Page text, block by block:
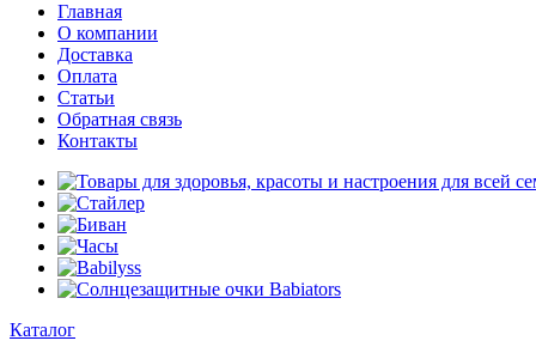
Главная
О компании
Доставка
Оплата
Статьи
Обратная связь
Контакты
Каталог